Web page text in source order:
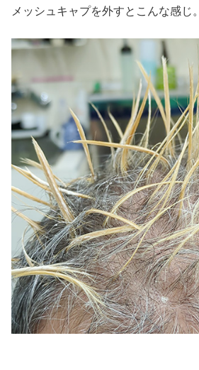
メッシュキャプを外すとこんな感じ。